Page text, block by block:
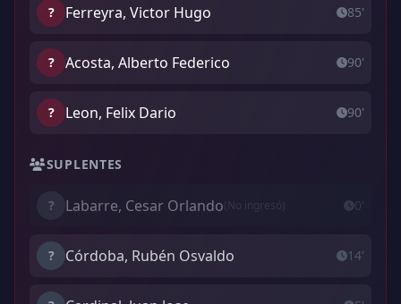
? Ferreyra, Victor Hugo 85'
? Acosta, Alberto Federico 90'
? Leon, Felix Dario 90'
SUPLENTES
? Labarre, Cesar Orlando(No ingresó) 0'
? Córdoba, Rubén Osvaldo 14'